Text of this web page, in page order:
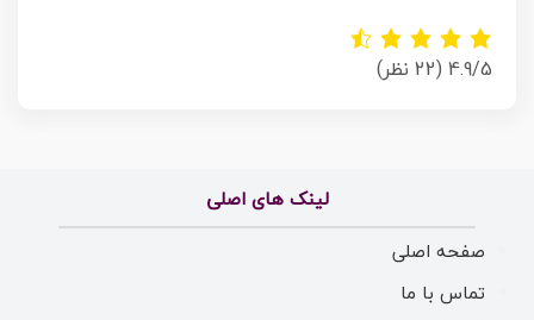
4.9/5 (22 نظر)
لینک های اصلی
صفحه اصلی
تماس با ما